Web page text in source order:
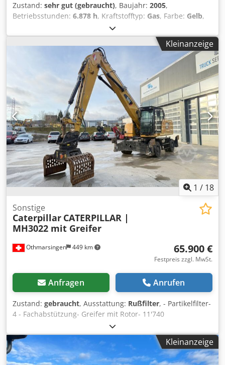
Zustand: sehr gut (gebraucht), Baujahr: 2005,
Betriebsstunden: 6.878 h, Kraftstofftyp: Gas, Farbe: Gelb,
Baujahr: 2005 Technischer Zustand: sehr gut Optischer
Zustand: sehr gut Djdpozqvxbefx Akpskr Wenden Sie sich
an Thierry Leemans, um weitere Informationen zuKleinanzeige
1 / 18
Othmarsingen 449 km
Sonstige
Caterpillar CATERPILLAR |
MH3022 mit Greifer
65.900 €
Festpreis zzgl. MwSt.
Anfragen Anrufen
Zustand: gebraucht, Ausstattung: Rußfilter, - Partikelfilter-
4 - Fachabstützung- Greifer mit Rotor- 11'740
Stunden&nbsp,Federung: Dsdpfx Aksy Srd Eepskr
Hydraulisch
Kleinanzeige